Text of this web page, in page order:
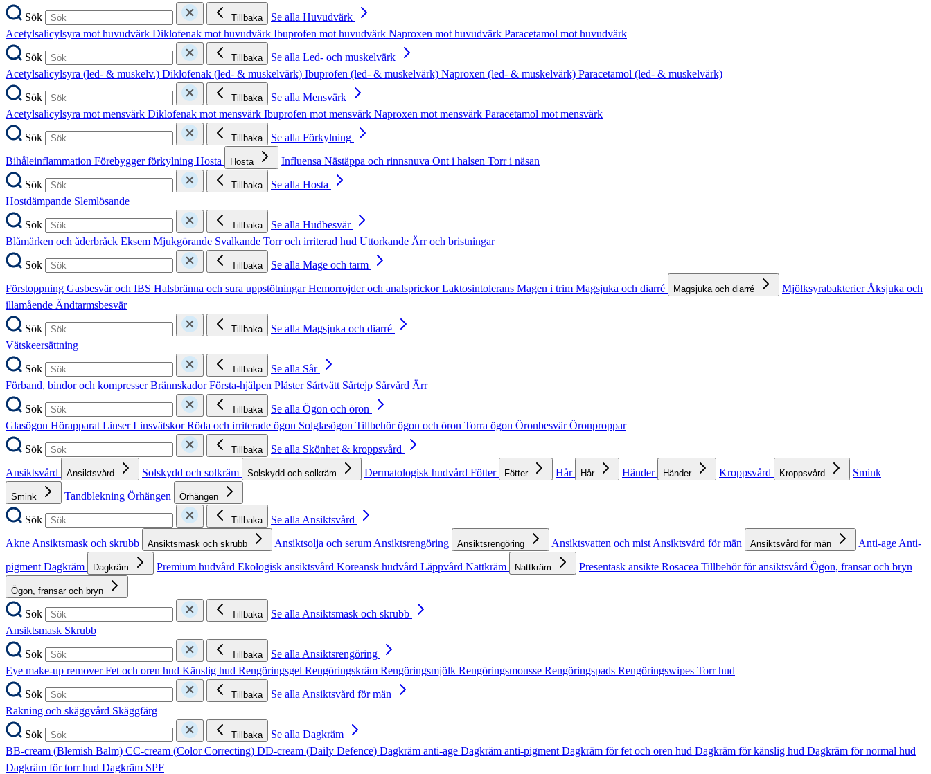
Sök
Tillbaka
Se alla Huvudvärk
Acetylsalicylsyra mot huvudvärk Diklofenak mot huvudvärk Ibuprofen mot huvudvärk Naproxen mot huvudvärk Paracetamol mot huvudvärk
Sök
Tillbaka
Se alla Led- och muskelvärk
Acetylsalicylsyra (led- & muskelv.) Diklofenak (led- & muskelvärk) Ibuprofen (led- & muskelvärk) Naproxen (led- & muskelvärk) Paracetamol (led- & muskelvärk)
Sök
Tillbaka
Se alla Mensvärk
Acetylsalicylsyra mot mensvärk Diklofenak mot mensvärk Ibuprofen mot mensvärk Naproxen mot mensvärk Paracetamol mot mensvärk
Sök
Tillbaka
Se alla Förkylning
Bihåleinflammation Förebygger förkylning Hosta Hosta Influensa Nästäppa och rinnsnuva Ont i halsen Torr i näsan
Sök
Tillbaka
Se alla Hosta
Hostdämpande Slemlösande
Sök
Tillbaka
Se alla Hudbesvär
Blåmärken och åderbråck Eksem Mjukgörande Svalkande Torr och irriterad hud Uttorkande Ärr och bristningar
Sök
Tillbaka
Se alla Mage och tarm
Förstoppning Gasbesvär och IBS Halsbränna och sura uppstötningarHemorrojder och analsprickorLaktosintolerans Magen i trim Magsjuka och diarré Magsjuka och diarré Mjölksyrabakterier Åksjuka och
illamående Ändtarmsbesvär
Sök
Tillbaka
Se alla Magsjuka och diarré
Vätskeersättning
Sök
Tillbaka
Se alla Sår
Förband, bindor och kompresserBrännskadorFörsta-hjälpen Plåster Sårtvätt Sårtejp Sårvård Ärr
Sök
Tillbaka
Se alla Ögon och öron
Glasögon Hörapparat LinserLinsvätskorRöda och irriterade ögon Solglasögon Tillbehör ögon och öron Torra ögon ÖronbesvärÖronproppar
Sök
Tillbaka
Se alla Skönhet & kroppsvård
Ansiktsvård
Ansiktsvård Solskydd och solkräm Solskydd och solkräm Dermatologisk hudvård Fötter Fötter Hår Hår Händer Händer Kroppsvård Kroppsvård Smink
Smink Tandblekning Örhängen Örhängen
Sök Tillbaka
Se alla Ansiktsvård
Akne Ansiktsmask och skrubb Ansiktsmask och skrubb Ansiktsolja och serum Ansiktsrengöring Ansiktsrengöring Ansiktsvatten och mist Ansiktsvård för män Ansiktsvård för män Anti-age Anti-
pigment Dagkräm Dagkräm Premium hudvård Ekologisk ansiktsvård Koreansk hudvård Läppvård Nattkräm Nattkräm Presentask ansikte Rosacea Tillbehör för ansiktsvård Ögon, fransar och bryn
Ögon, fransar och bryn
Sök Tillbaka
Se alla Ansiktsmask och skrubb
Ansiktsmask Skrubb
Sök
Tillbaka
Se alla Ansiktsrengöring
Eye make-up removerFet och oren hud Känslig hud Rengöringsgel Rengöringskräm Rengöringsmjölk Rengöringsmousse Rengöringspads Rengöringswipes Torr hud
Sök
Tillbaka
Se alla Ansiktsvård för män
Rakning och skäggvård Skäggfärg
Sök
Tillbaka
Se alla Dagkräm
BB-cream (Blemish Balm) CC-cream (Color Correcting) DD-cream (Daily Defence) Dagkräm anti-age Dagkräm anti-pigment Dagkräm för fet och oren hud Dagkräm för känslig hud Dagkräm för normal hud
Dagkräm för torr hud Dagkräm SPF